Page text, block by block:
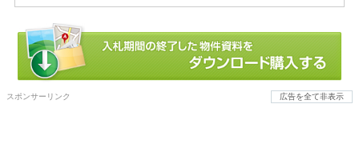
スポンサーリンク 広告を全て非表示